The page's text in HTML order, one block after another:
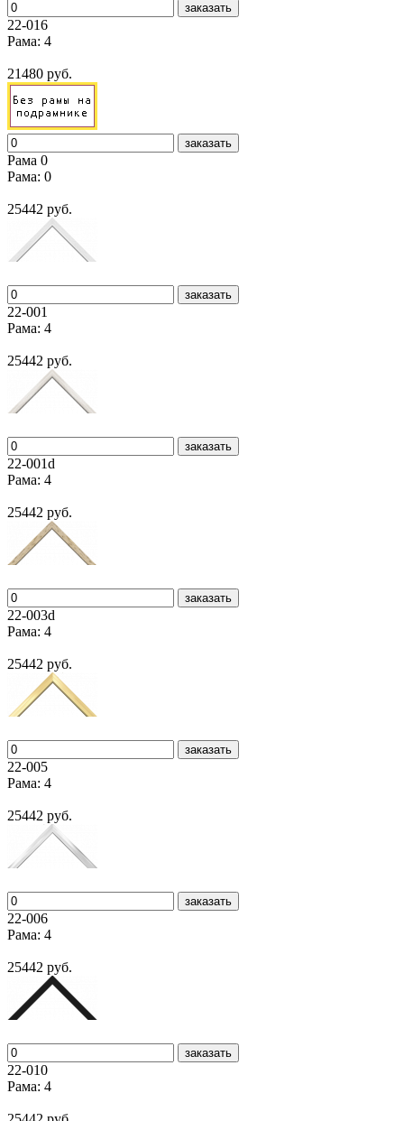
заказать
22-016
Рама: 4
21480 руб.
заказать
Рама 0
Рама: 0
25442 руб.
заказать
22-001
Рама: 4
25442 руб.
заказать
22-001d
Рама: 4
25442 руб.
заказать
22-003d
Рама: 4
25442 руб.
заказать
22-005
Рама: 4
25442 руб.
заказать
22-006
Рама: 4
25442 руб.
заказать
22-010
Рама: 4